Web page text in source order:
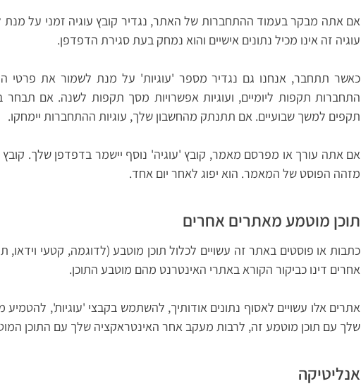
אם אתה מבקר בעמוד ההתחברות של האתר, נגדיר קובץ עוגיה זמני על מנת
עוגיה זה אינו מכיל נתונים אישיים והוא נמחק בעת סגירת הדפדפן.
כאשר תתחבר, אנחנו גם נגדיר מספר 'עוגיות' על מנת לשמור את פרטי
התחברות תקפות ליומיים, ועוגיות אפשרויות מסך תקפות לשנה. אם תבחר
תקפים למשך שבועיים. אם תתנתק מהחשבון שלך, עוגיות ההתחברות יימחקו.
אם אתה עורך או מפרסם מאמר, קובץ 'עוגיה' נוסף יישמר בדפדפן שלך. קובץ
מזהה הפוסט של המאמר. הוא יפוג לאחר יום אחד.
תוכן מוטמע מאתרים אחרים
כתבות או פוסטים באתר זה עשויים לכלול תוכן מוטבע (לדוגמה, קטעי וידאו,
אחרים דינו כביקור הקורא באתרי האינטרנט מהם מוטבע התוכן.
אתרים אלו עשויים לאסוף נתונים אודותיך, להשתמש בקבצי 'עוגיות',
שלך עם תוכן מוטמע זה, לרבות מעקב אחר האינטראקציה שלך עם התוכן
אנליטיקה